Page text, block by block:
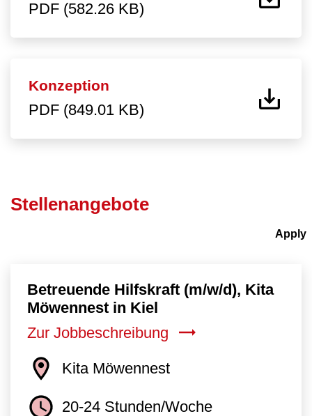
PDF (582.26 KB)
Konzeption
PDF (849.01 KB)
Stellenangebote
Betreuende Hilfskraft (m/w/d), Kita
Möwennest in Kiel
Zur Jobbeschreibung
Kita Möwennest
20-24 Stunden/Woche